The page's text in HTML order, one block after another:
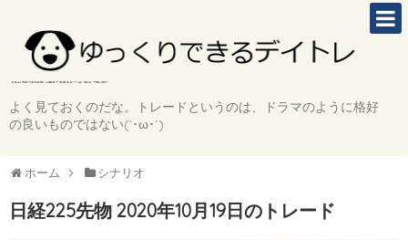
よく見ておくのだな。トレードというのは、ドラマのように格好
の良いものではない(`･ω･´)
ホーム シナリオ
日経225先物 2020年10月19日のトレード